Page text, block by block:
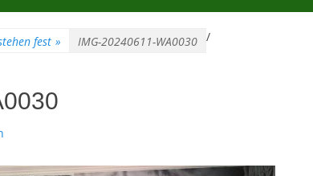
/
fest » IMG-20240611-WA0030